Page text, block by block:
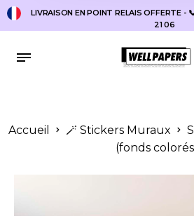
LIVRAISON EN POINT RELAIS OFFERTE -
21 06
Accueil 🪄 Stickers Muraux
(fonds